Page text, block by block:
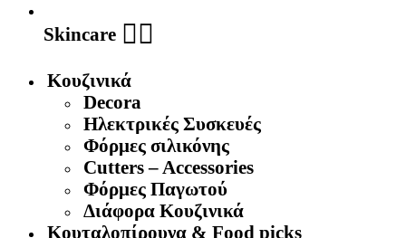
Skincare 🧖‍♀️
Κουζινικά
Decora
Ηλεκτρικές Συσκευές
Φόρμες σιλικόνης
Cutters – Accessories
Φόρμες Παγωτού
Διάφορα Κουζινικά
Κουταλοπίρουνα & Food picks